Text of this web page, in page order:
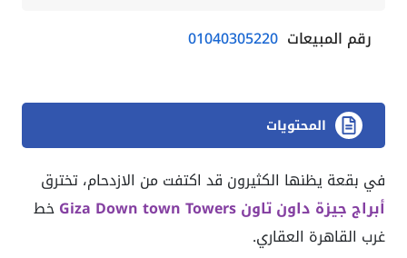
رقم المبيعات 01040305220
المحتويات
في بقعة يظنها الكثيرون قد اكتفت من الازدحام، تخترق
أبراج جيزة داون تاون Giza Down town Towers
خط
غرب القاهرة العقاري.